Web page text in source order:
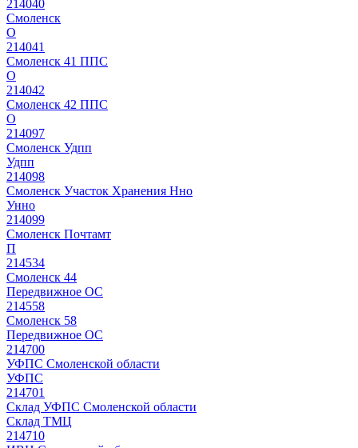
214040
Смоленск
О
214041
Смоленск 41 ППС
О
214042
Смоленск 42 ППС
О
214097
Смоленск Удпп
Удпп
214098
Смоленск Участок Хранения Нно
Унно
214099
Смоленск Почтамт
П
214534
Смоленск 44
Передвижное ОС
214558
Смоленск 58
Передвижное ОС
214700
УФПС Смоленской области
УФПС
214701
Склад УФПС Смоленской области
Склад ТМЦ
214710